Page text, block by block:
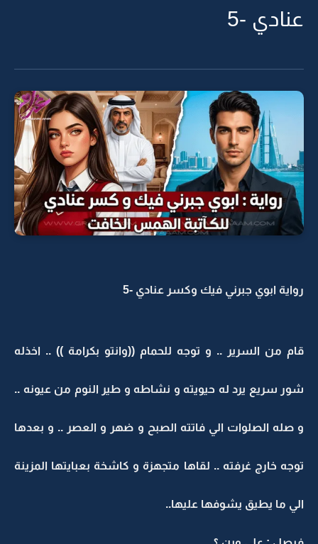
عنادي -5
رواية ابوي جبرني فيك وكسر عنادي -5
قام من السرير .. و توجه للحمام ((وانتو بكرامة )) .. اخذله
شور سريع يرد له حيويته و نشاطه و طير النوم من عيونه ..
و صله الصلوات الي فاتته الصبح و ضهر و العصر .. و بعدها
توجه خارج غرفته .. لقاها متجهزة و كاشخة بعبايتها المزينة
الي ما يطيق يشوفها عليها..